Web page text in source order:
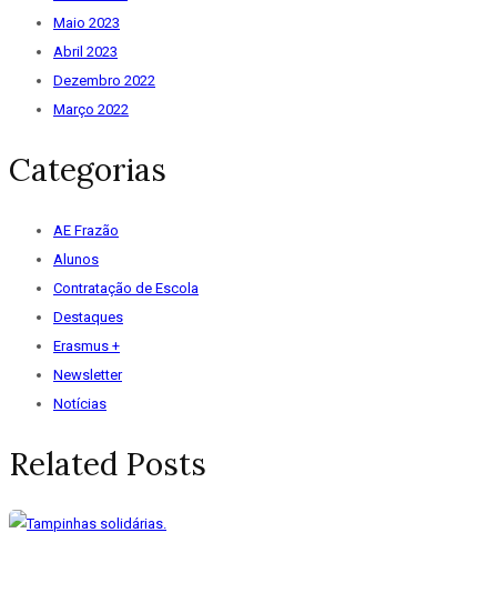
Maio 2023
Abril 2023
Dezembro 2022
Março 2022
Categorias
AE Frazão
Alunos
Contratação de Escola
Destaques
Erasmus +
Newsletter
Notícias
Related Posts